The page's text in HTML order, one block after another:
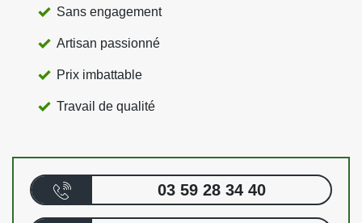
Sans engagement
Artisan passionné
Prix imbattable
Travail de qualité
03 59 28 34 40